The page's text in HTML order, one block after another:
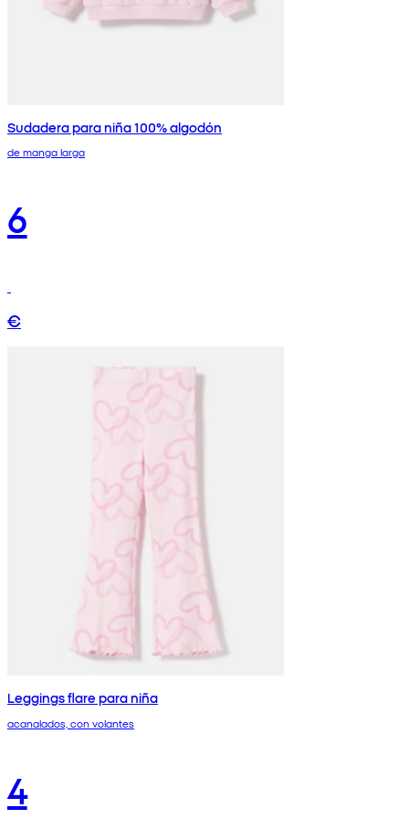
Sudadera para niña 100% algodón
de manga larga
6
€
Leggings flare para niña
acanalados, con volantes
4